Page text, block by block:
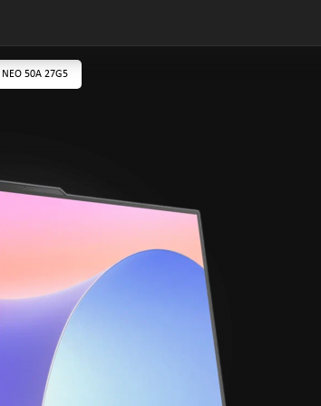
NEO 50A 27G5